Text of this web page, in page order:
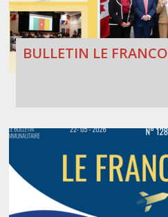
BULLETIN LE